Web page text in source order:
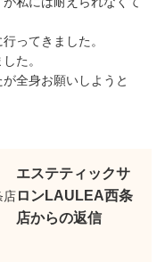
ってきました。
た。
全身お願いしようと
エステティックサ
ロンLAULEA西条
店からの返信